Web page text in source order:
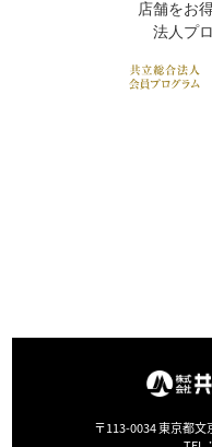
店舗をお
法人プ
〒113-0034 東京都